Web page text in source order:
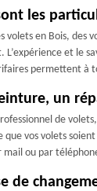
les
volets en Bois, des
L’expérience et le
permettent à
un
de
que vos volets
ou par
de